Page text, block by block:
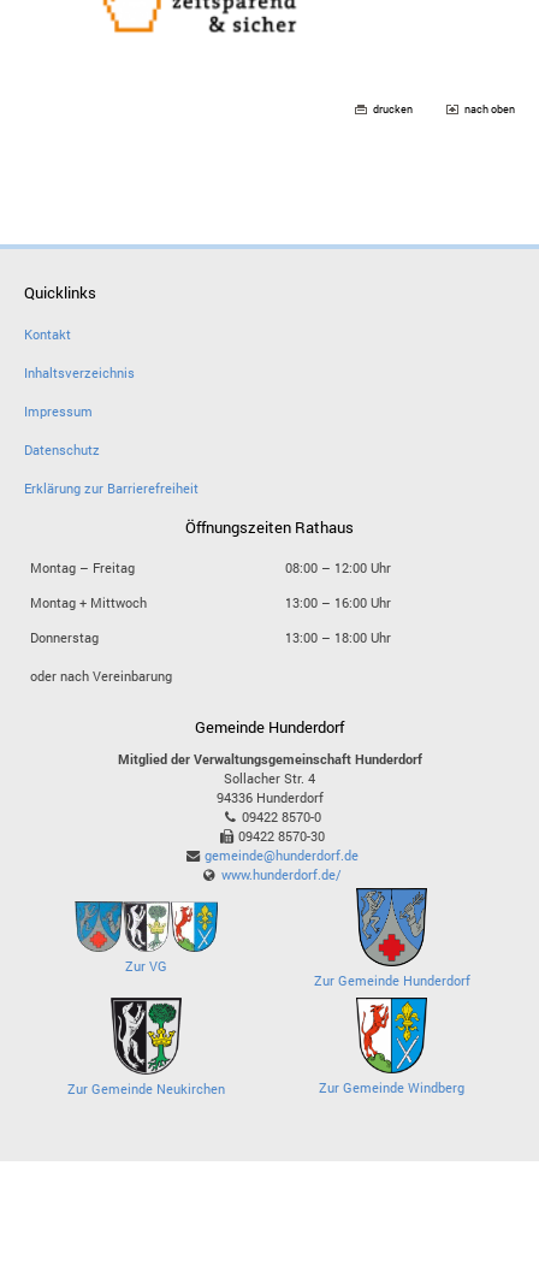
drucken nach oben
Quicklinks
Kontakt
Inhaltsverzeichnis
Impressum
Datenschutz
Erklärung zur Barrierefreiheit
Öffnungszeiten Rathaus
Montag – Freitag
08:00 – 12:00 Uhr
Montag + Mittwoch
13:00 – 16:00 Uhr
Donnerstag
13:00 – 18:00 Uhr
oder nach Vereinbarung
Gemeinde Hunderdorf
Mitglied der Verwaltungsgemeinschaft Hunderdorf
Sollacher Str. 4
94336 Hunderdorf
09422 8570-0
09422 8570-30
gemeinde@hunderdorf.de
www.hunderdorf.de/
Zur VG
Zur Gemeinde Hunderdorf
Zur Gemeinde Neukirchen Zur Gemeinde Windberg